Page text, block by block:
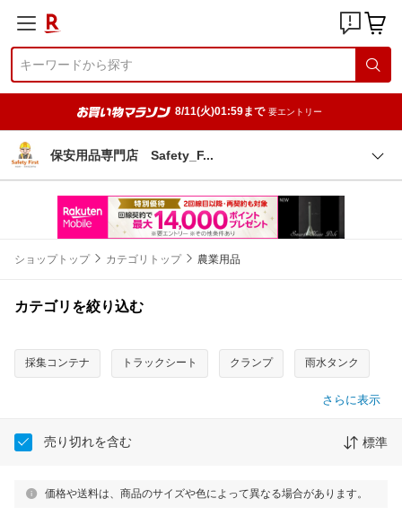
8/11(火)01:59まで 要エントリー
保安用品専門店 Safety_ F
ショップトップ カテゴリトップ 農業用品
カテゴリを絞り込む
採集コンテナ トラックシート クランプ 雨水タンク
さらに表示
売り切れを含む 標準
価格や送料は、商品のサイズや色によって異なる場合があります。